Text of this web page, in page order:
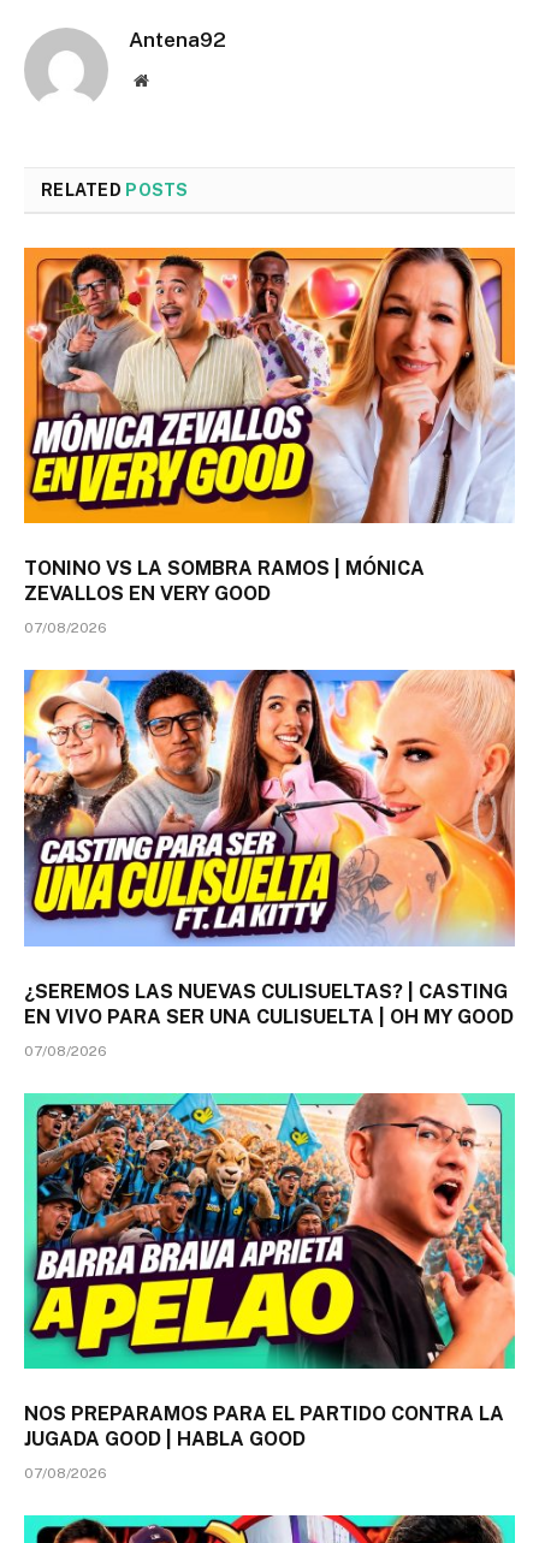
Antena92
Website
RELATED POSTS
TONINO VS LA SOMBRA RAMOS | MÓNICA
ZEVALLOS EN VERY GOOD
07/08/2026
¿SEREMOS LAS NUEVAS CULISUELTAS? | CASTING
EN VIVO PARA SER UNA CULISUELTA | OH MY GOOD
07/08/2026
NOS PREPARAMOS PARA EL PARTIDO CONTRA LA
JUGADA GOOD | HABLA GOOD
07/08/2026